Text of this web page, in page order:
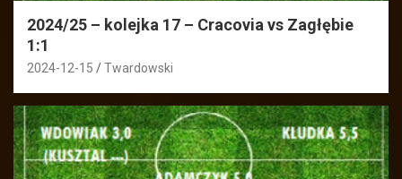
2024/25 – kolejka 17 – Cracovia vs Zagłębie
1:1
2024-12-15 Twardowski